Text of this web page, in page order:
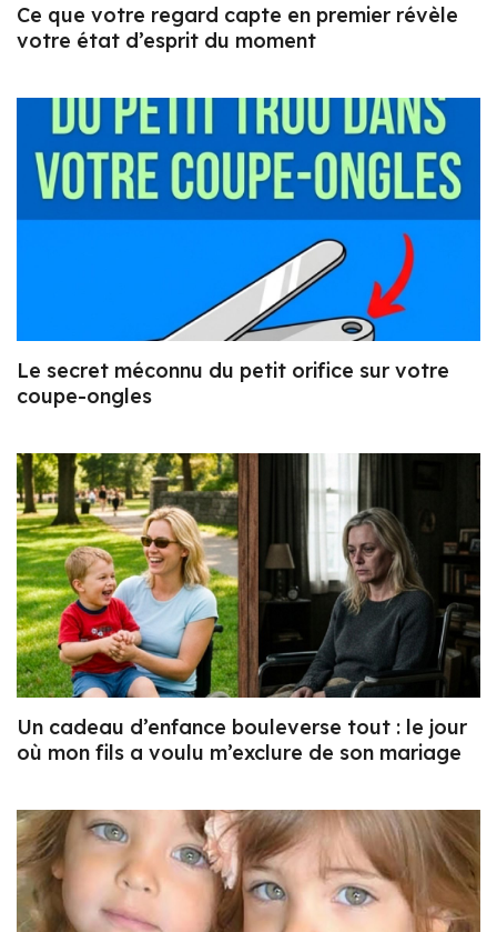
Ce que votre regard capte en premier révèle
votre état d’esprit du moment
Le secret méconnu du petit orifice sur votre
coupe-ongles
Un cadeau d’enfance bouleverse tout : le jour
où mon fils a voulu m’exclure de son mariage